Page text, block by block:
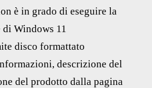
è in grado di eseguire la
Windows 11
disco formattato
descrizione del
del prodotto dalla pagina